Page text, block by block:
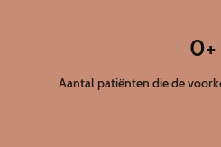
0+
Aantal patiënten die de